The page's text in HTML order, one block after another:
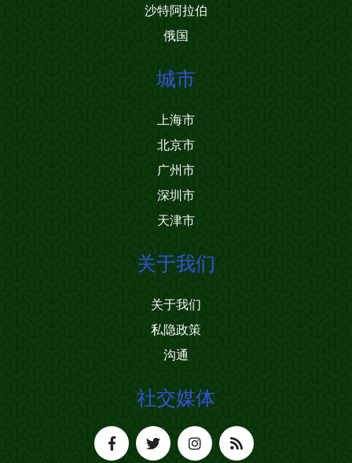
沙特阿拉伯
俄国
城市
上海市
北京市
广州市
深圳市
天津市
关于我们
关于我们
私隐政策
沟通
社交媒体